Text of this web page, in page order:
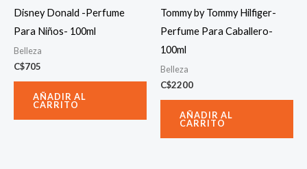
Disney Donald -Perfume
Para Niños- 100ml
Belleza
C$705
AÑADIR AL
CARRITO
Tommy by Tommy Hilfiger-
Perfume Para Caballero-
100ml
Belleza
C$2200
AÑADIR AL
CARRITO